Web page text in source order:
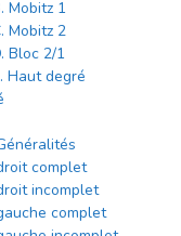
Mobitz 1
Mobitz 2
Bloc 2/1
Haut degré
complet
incomplet
complet